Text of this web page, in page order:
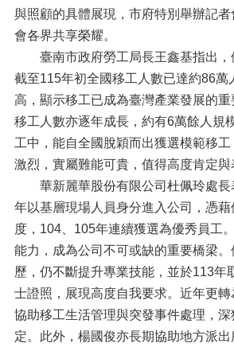
與照顧的具體展現，市府特別舉辦記
會各界共享榮耀。
臺南市政府勞工局長王鑫基指出，
截至115年初全國移工人數已達約86萬
高，顯示移工已成為臺灣產業發展的
移工人數亦逐年成長，約有6萬餘人規
工中，能自全國脫穎而出獲選模範移
激烈，實屬難能可貴，值得高度肯定與
華新麗華股份有限公司杜佩玲處長
年以基層現場人員身分進入公司，憑
度，104、105年連續獲選為優秀員工
能力，成為公司不可或缺的重要橋梁
歷，仍不斷提升專業技能，並於113年
士證照，展現高度自我要求。近年更轉
協助移工生活管理與突發事件處理，
定。此外，楊國俊亦長期協助地方派